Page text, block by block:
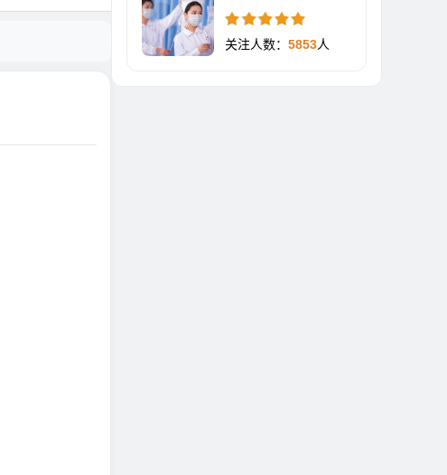
关注人数： 5853人